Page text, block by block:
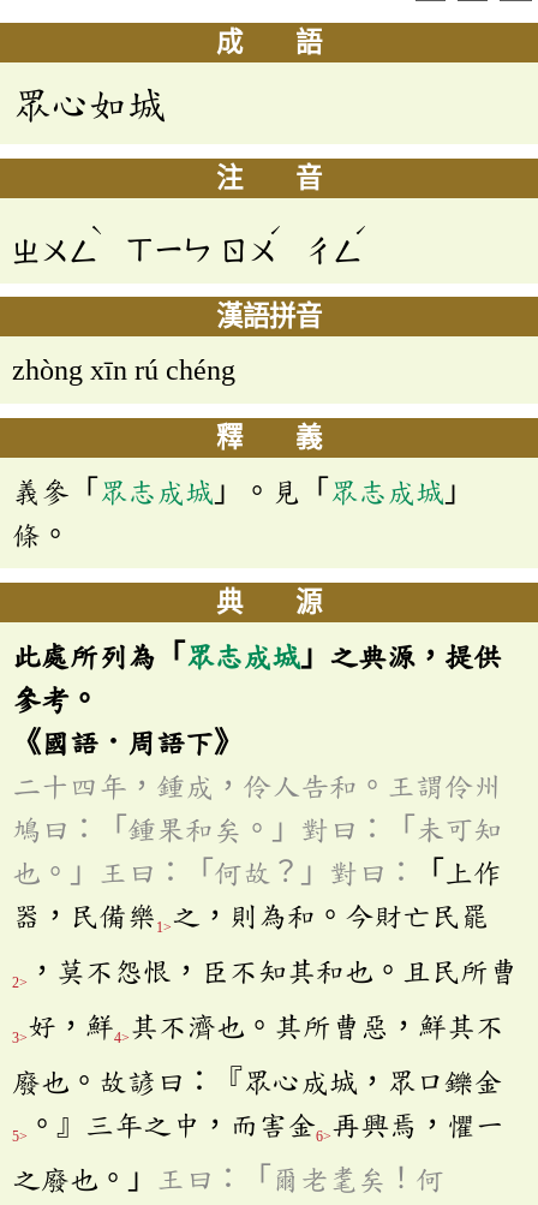
成 語
眾心如城
注 音
ㄓㄨㄥ
ˋ
ㄒㄧㄣ ㄖㄨ
ˊ
ㄔㄥ
ˊ
漢語拼音
zhòng xīn rú chéng
釋 義
義參「 眾志成城 」。見「 眾志成城 」
條。
典 源
此處所列為「 眾志成城 」之典源，提供
參考。
《國語．周語下》
二十四年，鍾成，伶人告和。王謂伶州
鳩曰：「鍾果和矣。」對曰：「未可知
也。」王曰：「何故？」對曰：
「上作
器，民備樂 1> 之，則為和。今財亡民罷
2> ，莫不怨恨，臣不知其和也。且民所曹
3>好，鮮4> 其不濟也。其所曹惡，鮮其不
廢也。故諺曰：『眾心成城，眾口鑠金
5> 。』三年之中，而害金6>再興焉，懼一
之廢也。」 王曰：「爾老耄矣！何